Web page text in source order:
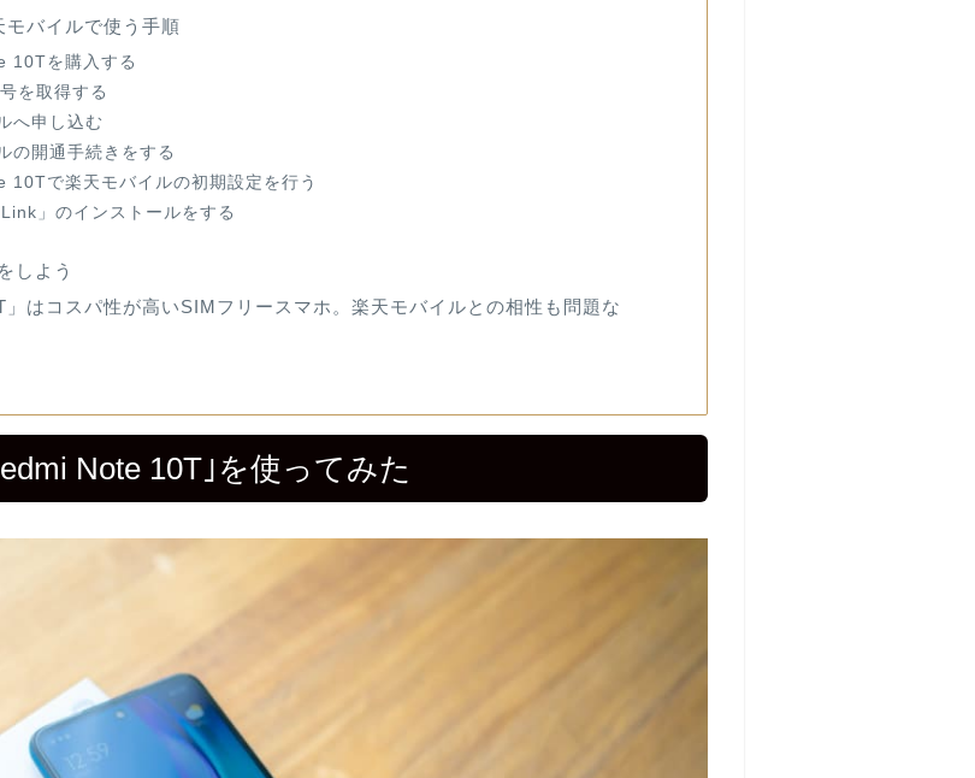
モバイルで使う手順
10Tを購入する
を取得する
へ申し込む
の開通手続きをする
で楽天モバイルの初期設定を行う
」のインストールをする
しよう
はコスパ性が高いSIMフリースマホ。楽天モバイルとの相性も問題な
Note 10T｣を使ってみた